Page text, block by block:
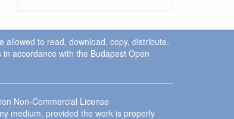
to read, download, copy, distribute,
accordance with the Budapest Open
Non-Commercial License
medium, provided the work is properly